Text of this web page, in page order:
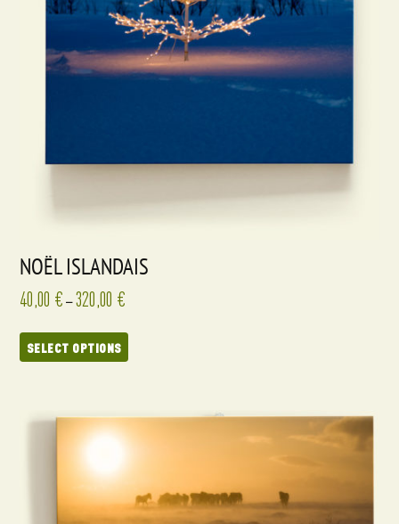
NOËL ISLANDAIS
40,00 € –320,00 €
SELECT OPTIONS